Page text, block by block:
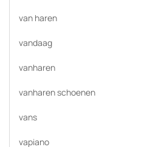
van haren
vandaag
vanharen
vanharen schoenen
vans
vapiano